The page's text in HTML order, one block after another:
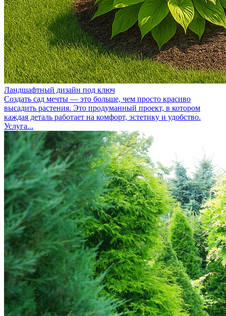
Ландшафтный дизайн под ключ
Создать сад мечты — это больше, чем просто красиво
высадить растения. Это продуманный проект, в котором
каждая деталь работает на комфорт, эстетику и удобство.
Услуга...